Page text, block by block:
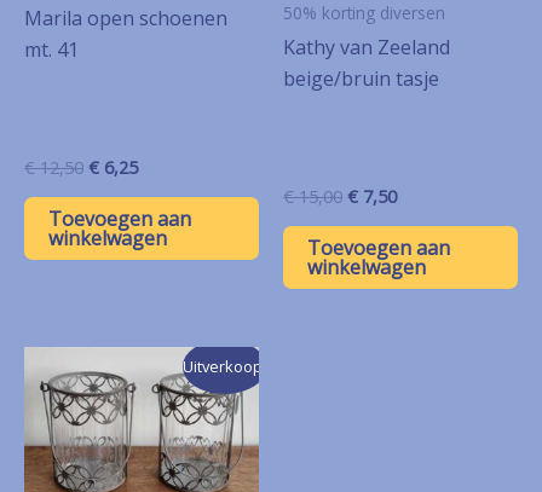
Marila open schoenen
mt. 41
€12,50 Oorspronkelijke
was:
€ 12,50.
€ 6,25Huidige
is:
€ 6,25.
Toevoegen aan
winkelwagen
50% korting diversen
Kathy van Zeeland
beige/bruin tasje
€15,00 Oorspronkelijke
was:
€ 15,00.
€ 7,50Huidige
is:
€ 7,50.
Toevoegen aan
winkelwagen
Uitverkoop!